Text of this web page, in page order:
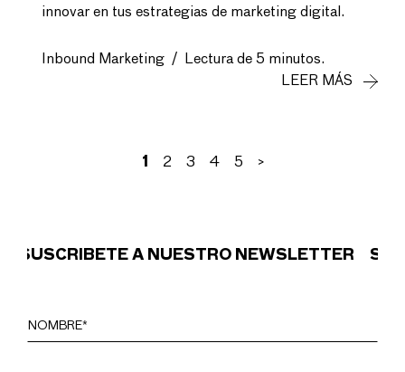
innovar en tus estrategias de marketing digital.
Inbound Marketing /
Lectura de 5 minutos.
LEER MÁS
1 2 3 4 5 >
A NUESTRO NEWSLETTER